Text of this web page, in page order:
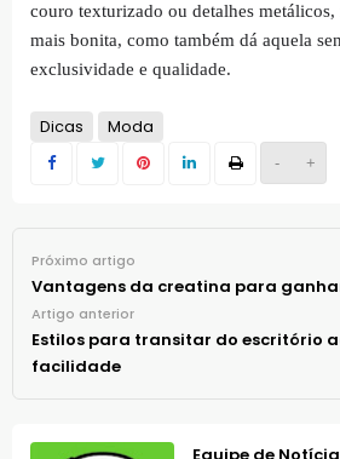
- +
couro texturizado ou detalhes metálicos,
mais bonita, como também dá aquela
exclusividade e qualidade.
Dicas Moda
Próximo artigo
Vantagens da creatina para
Artigo anterior
Estilos para transitar do escritório
facilidade